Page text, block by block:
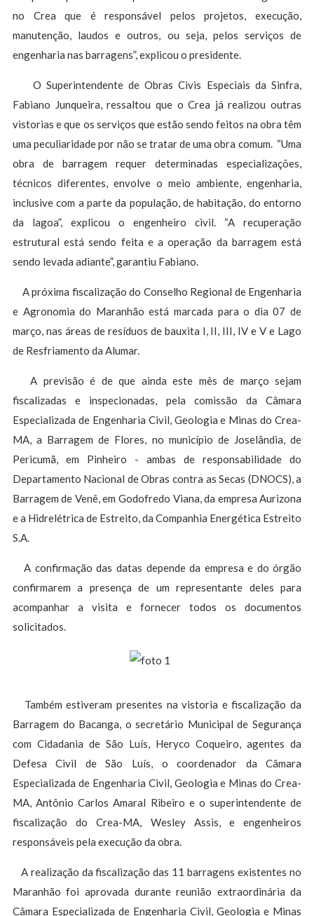
no Crea que é responsável pelos projetos, execução,
manutenção, laudos e outros, ou seja, pelos serviços de
engenharia nas barragens”, explicou o presidente.
O Superintendente de Obras Civis Especiais da Sinfra,
Fabiano Junqueira, ressaltou que o Crea já realizou outras
vistorias e que os serviços que estão sendo feitos na obra têm
uma peculiaridade por não se tratar de uma obra comum. “Uma
obra de barragem requer determinadas especializações,
técnicos diferentes, envolve o meio ambiente, engenharia,
inclusive com a parte da população, de habitação, do entorno
da lagoa”, explicou o engenheiro civil. “A recuperação
estrutural está sendo feita e a operação da barragem está
sendo levada adiante”, garantiu Fabiano.
A próxima fiscalização do Conselho Regional de Engenharia
e Agronomia do Maranhão está marcada para o dia 07 de
março, nas áreas de resíduos de bauxita I, II, III, IV e V e Lago
de Resfriamento da Alumar.
A previsão é de que ainda este mês de março sejam
fiscalizadas e inspecionadas, pela comissão da Câmara
Especializada de Engenharia Civil, Geologia e Minas do Crea-
MA, a Barragem de Flores, no município de Joselândia, de
Pericumã, em Pinheiro - ambas de responsabilidade do
Departamento Nacional de Obras contra as Secas (DNOCS), a
Barragem de Venê, em Godofredo Viana, da empresa Aurizona
e a Hidrelétrica de Estreito, da Companhia Energética Estreito
S.A.
A confirmação das datas depende da empresa e do órgão
confirmarem a presença de um representante deles para
acompanhar a visita e fornecer todos os documentos
solicitados.
Também estiveram presentes na vistoria e fiscalização da
Barragem do Bacanga, o secretário Municipal de Segurança
com Cidadania de São Luís, Heryco Coqueiro, agentes da
Defesa Civil de São Luís, o coordenador da Câmara
Especializada de Engenharia Civil, Geologia e Minas do Crea-
MA, Antônio Carlos Amaral Ribeiro e o superintendente de
fiscalização do Crea-MA, Wesley Assis, e engenheiros
responsáveis pela execução da obra.
A realização da fiscalização das 11 barragens existentes no
Maranhão foi aprovada durante reunião extraordinária da
Câmara Especializada de Engenharia Civil, Geologia e Minas